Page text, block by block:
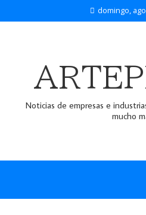
domingo,
Noticias de empresas e
mucho